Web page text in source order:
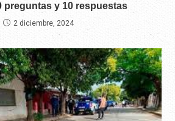
preguntas y 10 respuestas
2 diciembre, 2024